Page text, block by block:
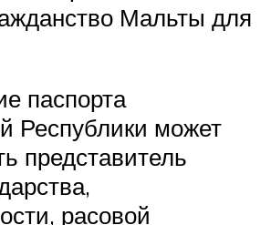
Мальты для
паспорта
Республики может
представитель
расовой